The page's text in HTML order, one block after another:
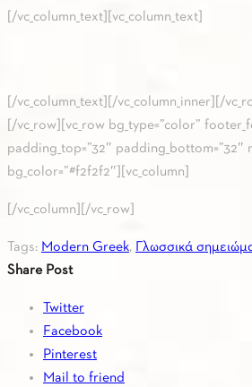
[/vc_column_text][vc_column_text]
[/vc_column_text][/vc_column_inner][/
[/vc_row][vc_row bg_type=”color”
padding_top=”32″ padding_bottom=”32″
bg_color=”#f2f2f2″][vc_column]
[/vc_column][/vc_row]
Tags: Modern Greek, Γλωσσικά
Share Post
Twitter
Facebook
Pinterest
Mail to friend